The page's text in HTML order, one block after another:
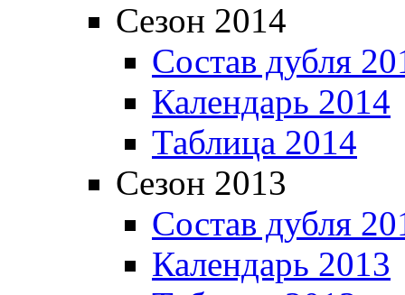
Сезон 2014
Состав дубля
Календарь 2014
Таблица 2014
Сезон 2013
Состав дубля
Календарь 2013